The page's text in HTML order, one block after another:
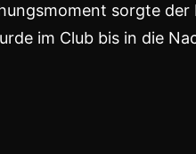
sorgte
im Club bis in die